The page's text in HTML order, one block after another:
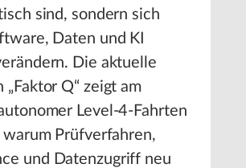
sind, sondern sich
Daten und KI
Die aktuelle
„Faktor Q“ zeigt am
Level-4-Fahrten
Prüfverfahren,
und Datenzugriff neu